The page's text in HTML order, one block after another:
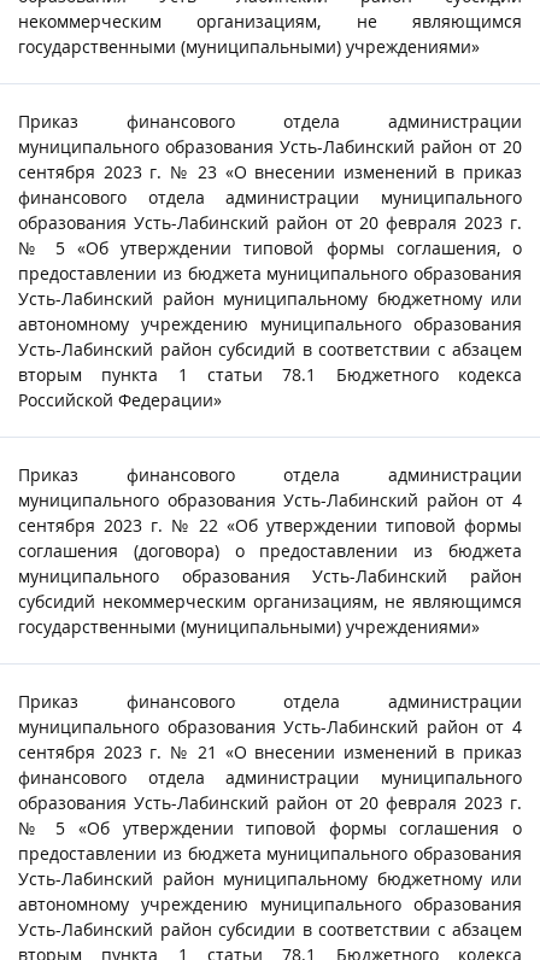
некоммерческим организациям, не являющимся
государственными (муниципальными) учреждениями»
Приказ финансового отдела администрации
муниципального образования Усть-Лабинский район от 20
сентября 2023 г. № 23 «О внесении изменений в приказ
финансового отдела администрации муниципального
образования Усть-Лабинский район от 20 февраля 2023 г.
№ 5 «Об утверждении типовой формы соглашения, о
предоставлении из бюджета муниципального образования
Усть-Лабинский район муниципальному бюджетному или
автономному учреждению муниципального образования
Усть-Лабинский район субсидий в соответствии с абзацем
вторым пункта 1 статьи 78.1 Бюджетного кодекса
Российской Федерации»
Приказ финансового отдела администрации
муниципального образования Усть-Лабинский район от 4
сентября 2023 г. № 22 «Об утверждении типовой формы
соглашения (договора) о предоставлении из бюджета
муниципального образования Усть-Лабинский район
субсидий некоммерческим организациям, не являющимся
государственными (муниципальными) учреждениями»
Приказ финансового отдела администрации
муниципального образования Усть-Лабинский район от 4
сентября 2023 г. № 21 «О внесении изменений в приказ
финансового отдела администрации муниципального
образования Усть-Лабинский район от 20 февраля 2023 г.
№ 5 «Об утверждении типовой формы соглашения о
предоставлении из бюджета муниципального образования
Усть-Лабинский район муниципальному бюджетному или
автономному учреждению муниципального образования
Усть-Лабинский район субсидии в соответствии с абзацем
вторым пункта 1 статьи 78.1 Бюджетного кодекса